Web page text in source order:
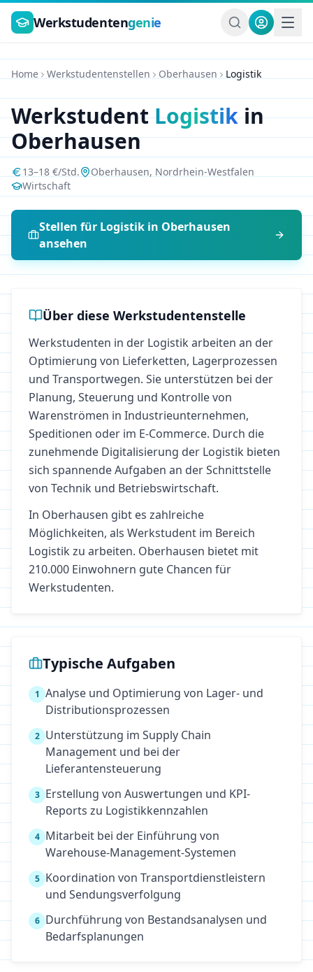
Zum Hauptinhalt springen
Werkstudentengenie
Home Werkstudentenstellen Oberhausen Logistik
WerkstudentLogistikin
Oberhausen
13–18 €/Std. Oberhausen, Nordrhein-Westfalen
Wirtschaft
Stellen für Logistikin Oberhausen
ansehen
Über diese Werkstudentenstelle
Werkstudenten in der Logistik arbeiten an der
Optimierung von Lieferketten, Lagerprozessen
und Transportwegen. Sie unterstützen bei der
Planung, Steuerung und Kontrolle von
Warenströmen in Industrieunternehmen,
Speditionen oder im E-Commerce. Durch die
zunehmende Digitalisierung der Logistik bieten
sich spannende Aufgaben an der Schnittstelle
von Technik und Betriebswirtschaft.
In Oberhausen gibt es zahlreiche
Möglichkeiten, als Werkstudent im Bereich
Logistik zu arbeiten. Oberhausen bietet mit
210.000 Einwohnern gute Chancen für
Werkstudenten.
Typische Aufgaben
1 Analyse und Optimierung von Lager- und
Distributionsprozessen
2 Unterstützung im Supply Chain
Management und bei der
Lieferantensteuerung
3 Erstellung von Auswertungen und KPI-
Reports zu Logistikkennzahlen
4 Mitarbeit bei der Einführung von
Warehouse-Management-Systemen
5 Koordination von Transportdienstleistern
und Sendungsverfolgung
6 Durchführung von Bestandsanalysen und
Bedarfsplanungen